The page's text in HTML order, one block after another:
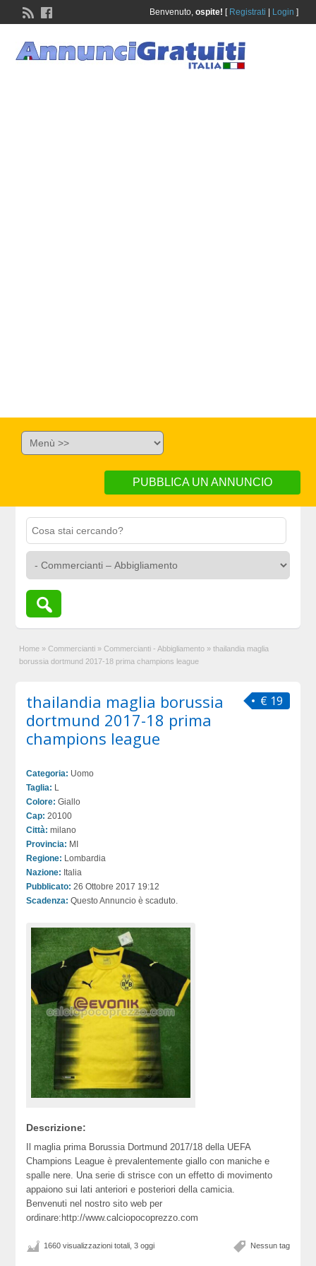
Benvenuto, ospite! [ Registrati Login ]
PUBBLICA UN ANNUNCIO
Home » Commercianti » Commercianti - Abbigliamento » thailandia maglia
borussia dortmund 2017-18 prima champions league
€ 19
thailandia maglia borussia
dortmund 2017-18 prima
champions league
Categoria: Uomo
Taglia: L
Colore: Giallo
Cap: 20100
Città: milano
Provincia: MI
Regione: Lombardia
Nazione: Italia
Pubblicato: 26 Ottobre 2017 19:12
Scadenza: Questo Annuncio è scaduto.
Descrizione:
Il maglia prima Borussia Dortmund 2017/18 della UEFA
Champions League è prevalentemente giallo con maniche e
spalle nere. Una serie di strisce con un effetto di movimento
appaiono sui lati anteriori e posteriori della camicia.
Benvenuti nel nostro sito web per
ordinare:http://www.calciopocoprezzo.com
Nessun tag
1660 visualizzazioni totali, 3 oggi